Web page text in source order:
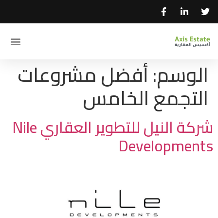
الوسم:أفضل مشروعات
التجمع الخامس
شركة النيل للتطوير العقاري Nile
Developments